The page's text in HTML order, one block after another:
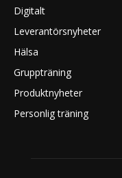
Digitalt
Leverantörsnyheter
Hälsa
Gruppträning
Produktnyheter
Personlig träning